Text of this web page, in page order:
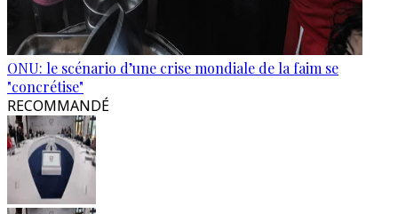
ONU: le scénario d’une crise mondiale de la faim se
"concrétise"
RECOMMANDÉ